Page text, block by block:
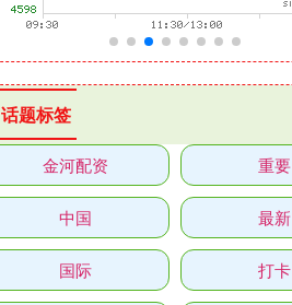
话题标签
金河配资 重要
中国 最新
国际 打卡